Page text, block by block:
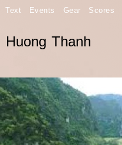
Huong Thanh
Text Events Gear Scores